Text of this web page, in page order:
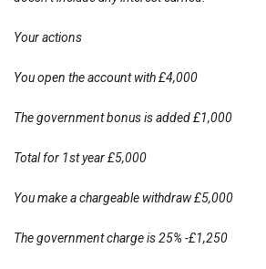
Your actions
You open the account with £4,000
The government bonus is added £1,000
Total for 1st year £5,000
You make a chargeable withdraw £5,000
The government charge is 25% -£1,250